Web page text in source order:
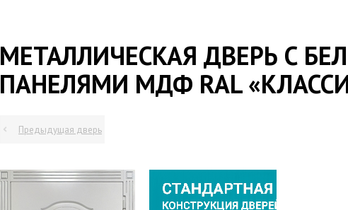
МЕТАЛЛИЧЕСКАЯ ДВЕРЬ С
ПАНЕЛЯМИ МДФ RAL
Предыдущая дверь